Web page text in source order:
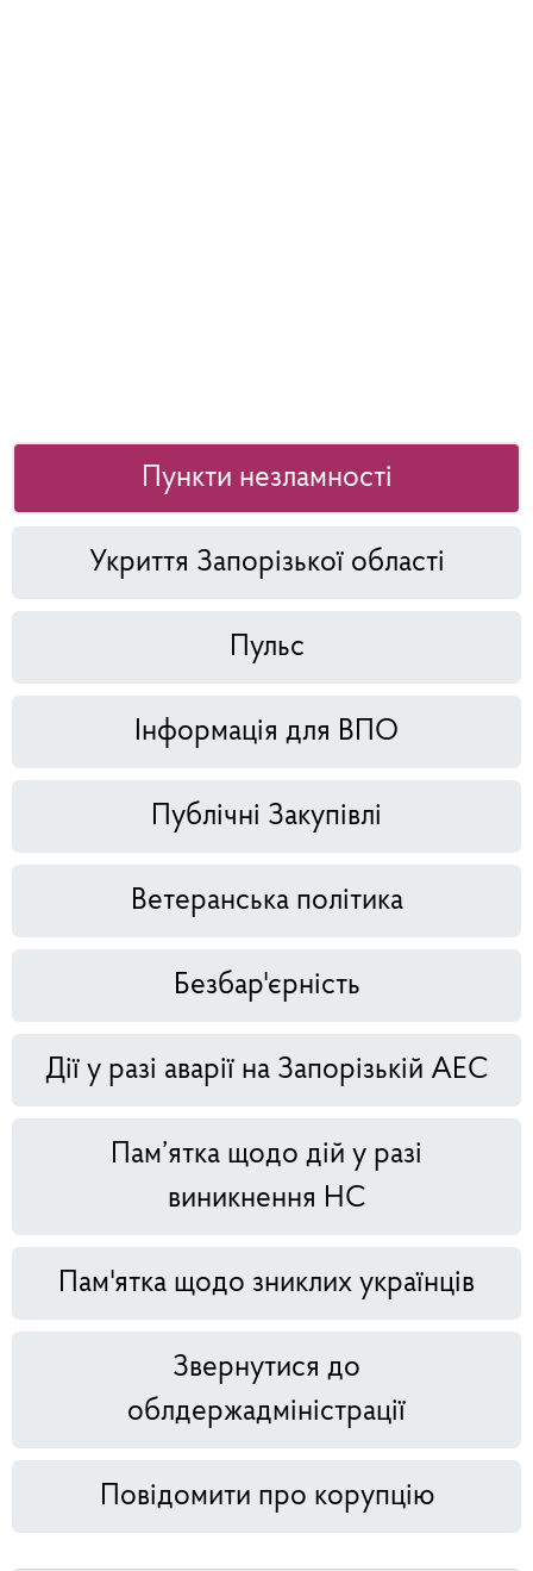
Пункти незламності
Укриття Запорізької області
Пульс
Інформація для ВПО
Публічні Закупівлі
Ветеранська політика
Безбар'єрність
Дії у разі аварії на Запорізькій АЕС
Пам’ятка щодо дій у разі
виникнення НС
Пам'ятка щодо зниклих українців
Звернутися до
облдержадміністрації
Повідомити про корупцію